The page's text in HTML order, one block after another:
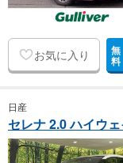
お気に入り 無
料
日産
セレナ 2.0 ハイウ